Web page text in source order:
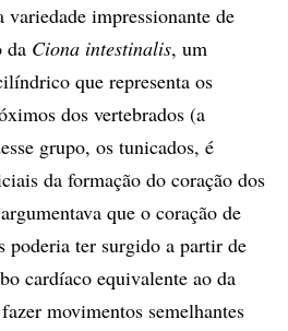
impressionante de
da Ciona intestinalis, um
que representa os
dos vertebrados (a
grupo, os tunicados, é
da formação do coração dos
que o coração de
poderia ter surgido a partir de
cardíaco equivalente ao da
movimentos semelhantes